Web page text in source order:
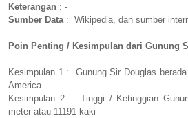
Keterangan : -
Sumber Data: Wikipedia, dan sumber
Poin Penting / Kesimpulan dari Gunung
Kesimpulan 1 : Gunung Sir Douglas
America
Kesimpulan 2 : Tinggi / Ketinggian
meter atau 11191 kaki